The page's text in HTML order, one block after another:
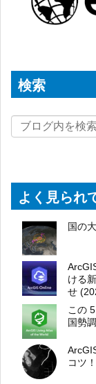
検索
よく見られ
国の
ける
せ
この
国勢
コツ